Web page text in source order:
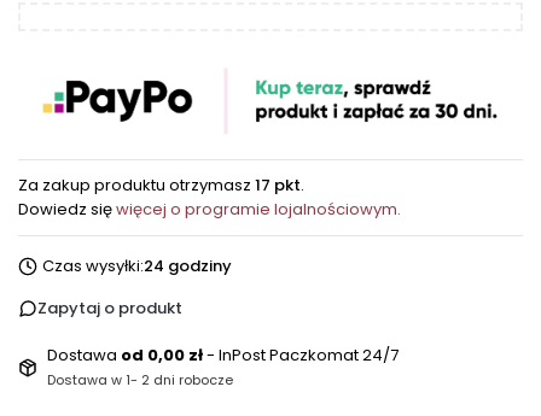
Za zakup produktu otrzymasz 17 pkt.
Dowiedz sięwięcej o programie lojalnościowym.
Czas wysyłki:24 godziny
Zapytaj o produkt
Dostawa od 0,00 zł- InPost Paczkomat 24/7
Dostawa w 1- 2 dni robocze